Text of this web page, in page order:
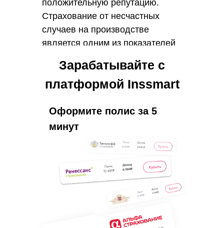
положительную репутацию.
Страхование от несчастных
случаев на производстве
является одним из показателей
профессионализма
предприятия, что может
работников и укрепить доверие
клиентов и партнеров.
Оформите полис за 5
минут
Зарабатывайте с
платформой Inssmart